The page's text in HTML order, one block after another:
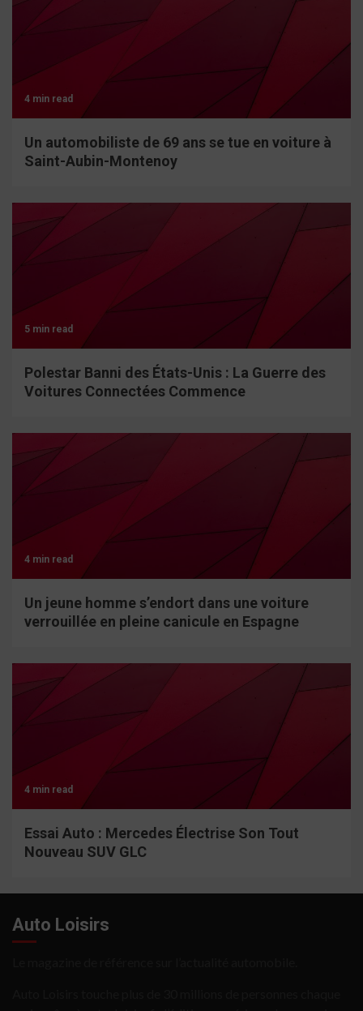
4 min read
Un automobiliste de 69 ans se tue en voiture à
Saint-Aubin-Montenoy
5 min read
Polestar Banni des États-Unis : La Guerre des
Voitures Connectées Commence
4 min read
Un jeune homme s’endort dans une voiture
verrouillée en pleine canicule en Espagne
4 min read
Essai Auto : Mercedes Électrise Son Tout
Nouveau SUV GLC
Auto Loisirs